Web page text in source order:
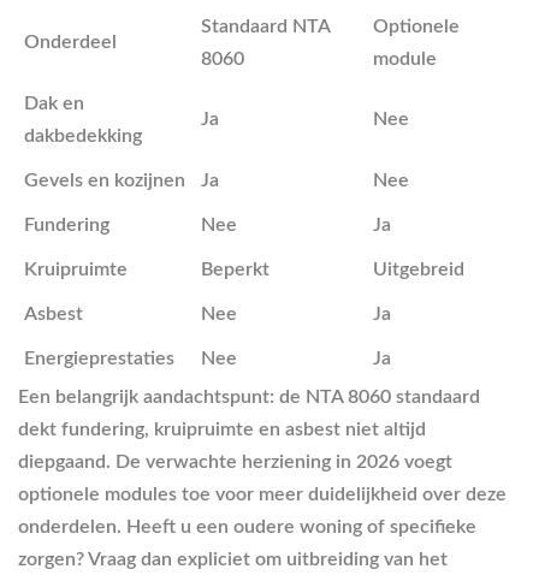
Onderdeel
Standaard NTA
8060
Optionele
module
Dak en
dakbedekking
Ja Nee
Gevels en kozijnen Ja Nee
Fundering Nee Ja
Kruipruimte Beperkt Uitgebreid
Asbest Nee Ja
Energieprestaties Nee
Ja
Een belangrijk aandachtspunt: de NTA 8060 standaard
dekt fundering, kruipruimte en asbest niet altijd
diepgaand. De verwachte herziening in 2026 voegt
optionele modules toe voor meer duidelijkheid over deze
onderdelen. Heeft u een oudere woning of specifieke
zorgen? Vraag dan expliciet om uitbreiding van het